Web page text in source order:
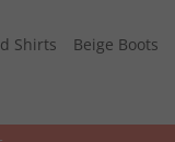
Shirts Beige Boots